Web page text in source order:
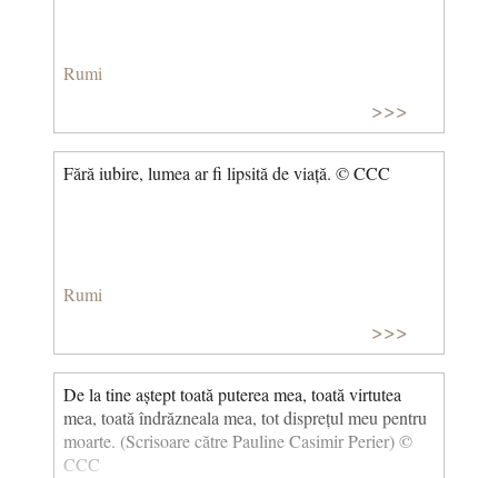
Rumi
>>>
Fără iubire, lumea ar fi lipsită de viață. © CCC
Rumi
>>>
De la tine aștept toată puterea mea, toată virtutea
mea, toată îndrăzneala mea, tot disprețul meu pentru
moarte. (Scrisoare către Pauline Casimir Perier) ©
CCC